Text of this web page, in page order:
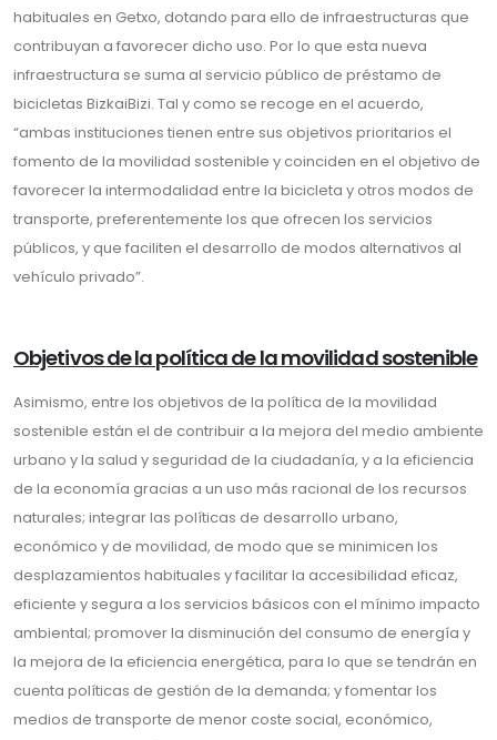
habituales en Getxo, dotando para ello de infraestructuras que
contribuyan a favorecer dicho uso. Por lo que esta nueva
infraestructura se suma al servicio público de préstamo de
bicicletas BizkaiBizi. Tal y como se recoge en el acuerdo,
“ambas instituciones tienen entre sus objetivos prioritarios el
fomento de la movilidad sostenible y coinciden en el objetivo de
favorecer la intermodalidad entre la bicicleta y otros modos de
transporte, preferentemente los que ofrecen los servicios
públicos, y que faciliten el desarrollo de modos alternativos al
vehículo privado”.
Objetivos de la política de la movilidad sostenible
Asimismo, entre los objetivos de la política de la movilidad
sostenible están el de contribuir a la mejora del medio ambiente
urbano y la salud y seguridad de la ciudadanía, y a la eficiencia
de la economía gracias a un uso más racional de los recursos
naturales; integrar las políticas de desarrollo urbano,
económico y de movilidad, de modo que se minimicen los
desplazamientos habituales y facilitar la accesibilidad eficaz,
eficiente y segura a los servicios básicos con el mínimo impacto
ambiental; promover la disminución del consumo de energía y
la mejora de la eficiencia energética, para lo que se tendrán en
cuenta políticas de gestión de la demanda; y fomentar los
medios de transporte de menor coste social, económico,